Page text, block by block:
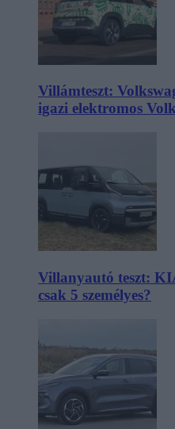
Villámteszt:
igazi elektromos
Villanyautó teszt:
csak 5 személyes?